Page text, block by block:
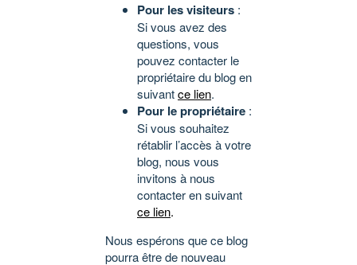
Pour les visiteurs :
Si vous avez des
questions, vous
pouvez contacter le
propriétaire du blog en
suivantce lien.
Pour le propriétaire :
Si vous souhaitez
rétablir l’accès à votre
blog, nous vous
invitons à nous
contacter en suivant
ce lien.
Nous espérons que ce blog
pourra être de nouveau